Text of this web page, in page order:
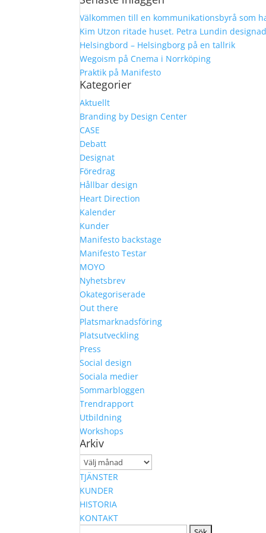
Välkommen till en kommunikationsbyrå som
Kim Utzon ritade huset. Petra Lundin
Helsingbord – Helsingborg på en tallrik
Wegoism på Cnema i Norrköping
Praktik på Manifesto
Kategorier
Aktuellt
Branding by Design Center
CASE
Debatt
Designat
Föredrag
Hållbar design
Heart Direction
Kalender
Kunder
Manifesto backstage
Manifesto Testar
MOYO
Nyhetsbrev
Okategoriserade
Out there
Platsmarknadsföring
Platsutveckling
Press
Social design
Sociala medier
Sommarbloggen
Trendrapport
Utbildning
Workshops
Arkiv
Arkiv
TJÄNSTER
KUNDER
HISTORIA
KONTAKT